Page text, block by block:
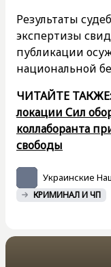
Результаты
экспертизы
публикации
национальной
ЧИТАЙТЕ ТАКЖЕ:
локации Сил
коллаборанта
свободы
Украинские
КРИМИНАЛ И ЧП